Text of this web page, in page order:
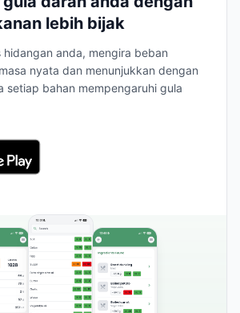
lebih bijak
hidangan anda, mengira beban
nyata dan menunjukkan dengan
setiap bahan mempengaruhi gula